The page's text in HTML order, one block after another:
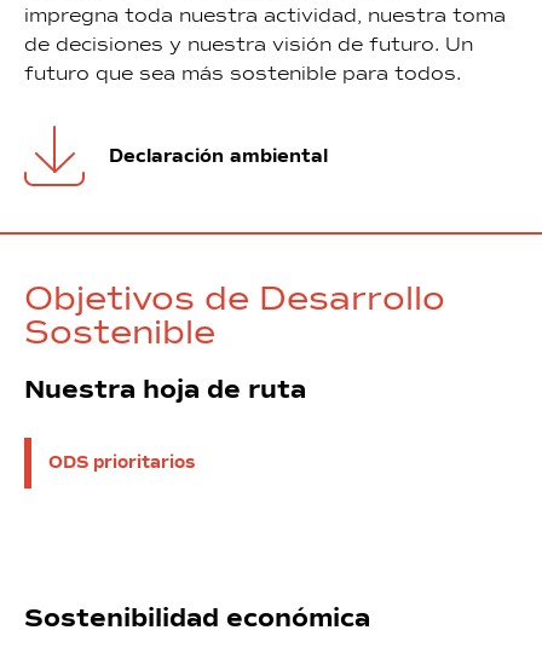
impregna toda nuestra actividad, nuestra toma
de decisiones y nuestra visión de futuro. Un
futuro que sea más sostenible para todos.
Declaración ambiental
Objetivos de Desarrollo
Sostenible
Nuestra hoja de ruta
ODS prioritarios
Sostenibilidad económica